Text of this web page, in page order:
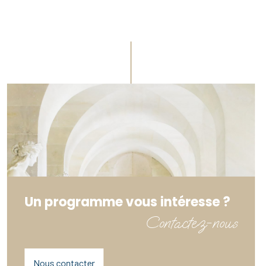
Un programme vous intéresse ?
Contactez-nous
Nous contacter